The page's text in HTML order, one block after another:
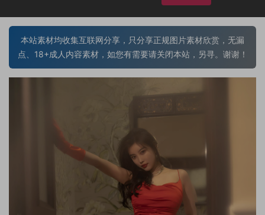
本站素材均收集互联网分享，只分享正规图片素材欣赏，无漏
点、18+成人内容素材，如您有需要请关闭本站，另寻。谢谢！